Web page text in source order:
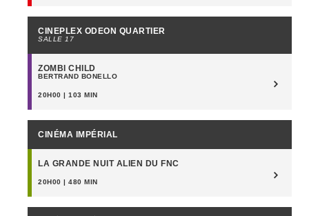
CINEPLEX ODEON QUARTIER
SALLE 17
ZOMBI CHILD
BERTRAND BONELLO
20H00 | 103 MIN
CINÉMA IMPÉRIAL
LA GRANDE NUIT ALIEN DU FNC
20H00 | 480 MIN